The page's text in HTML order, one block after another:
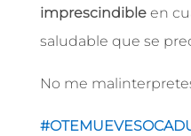
imprescindibleen
saludable que se
No me